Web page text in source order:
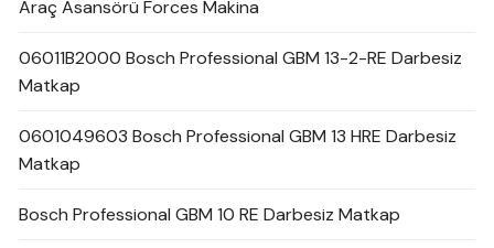
Araç Asansörü Forces Makina
06011B2000 Bosch Professional GBM 13-2-RE Darbesiz
Matkap
0601049603 Bosch Professional GBM 13 HRE Darbesiz
Matkap
Bosch Professional GBM 10 RE Darbesiz Matkap